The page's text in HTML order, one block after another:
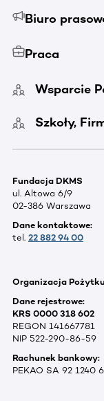
Biuro
Praca
Wsparcie
Szkoły,
Fundacja DKMS
ul. Altowa 6/9
02-386 Warszawa
Dane kontaktowe:
tel. 22 882 94 00
Organizacja
Dane rejestrowe:
KRS 0000 318 602
REGON 141667781
NIP 522-290-86-59
Rachunek bankowy:
PEKAO SA 92 1240